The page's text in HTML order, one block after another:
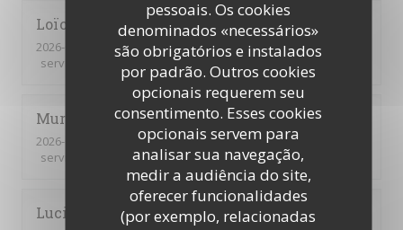
pessoais. Os cookies
denominados «necessários»
são obrigatórios e instalados
por padrão. Outros cookies
opcionais requerem seu
consentimento. Esses cookies
opcionais servem para
analisar sua navegação,
medir a audiência do site,
oferecer funcionalidades
(por exemplo, relacionadas
Loïc
2026-03-27
- 20:00 - guests 2
service
5/5 menu quality_price
Muriel
2026-03-28
- 12:15 - guests 2
service
ambience:3/5 menu :5/5 quality_price
Lucie